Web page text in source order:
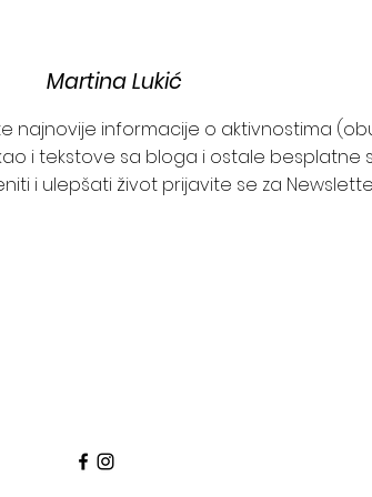
Martina Lukić
najnovije informacije o aktivnostima
i tekstove sa bloga i ostale besplatne
i ulepšati život prijavite se za